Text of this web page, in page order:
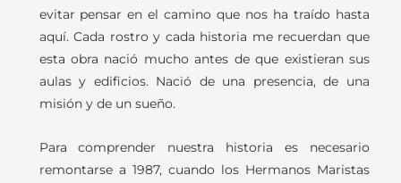
evitar pensar en el camino que nos ha traído hasta
aquí. Cada rostro y cada historia me recuerdan que
esta obra nació mucho antes de que existieran sus
aulas y edificios. Nació de una presencia, de una
misión y de un sueño.
Para comprender nuestra historia es necesario
remontarse a 1987, cuando los Hermanos Maristas